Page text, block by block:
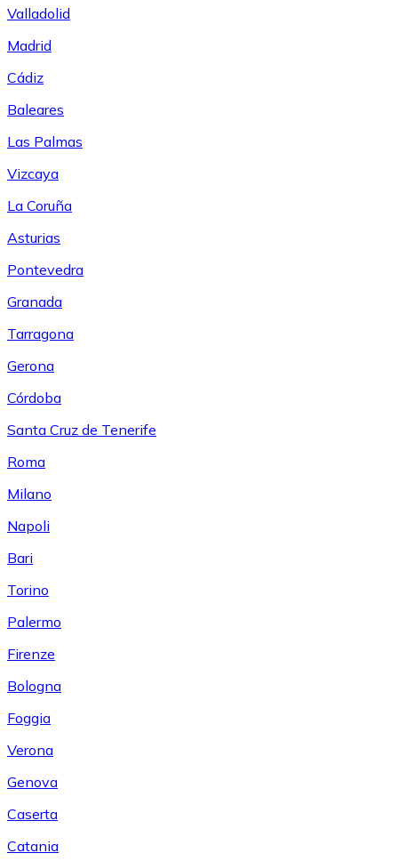
Valladolid
Madrid
Cádiz
Baleares
Las Palmas
Vizcaya
La Coruña
Asturias
Pontevedra
Granada
Tarragona
Gerona
Córdoba
Santa Cruz de Tenerife
Roma
Milano
Napoli
Bari
Torino
Palermo
Firenze
Bologna
Foggia
Verona
Genova
Caserta
Catania